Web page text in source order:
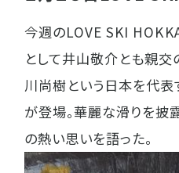
今週のLOVE SKI
として井山敬介とも親交
川尚樹という日本を代表
が登場。華麗な滑りを披
の熱い思いを語った。